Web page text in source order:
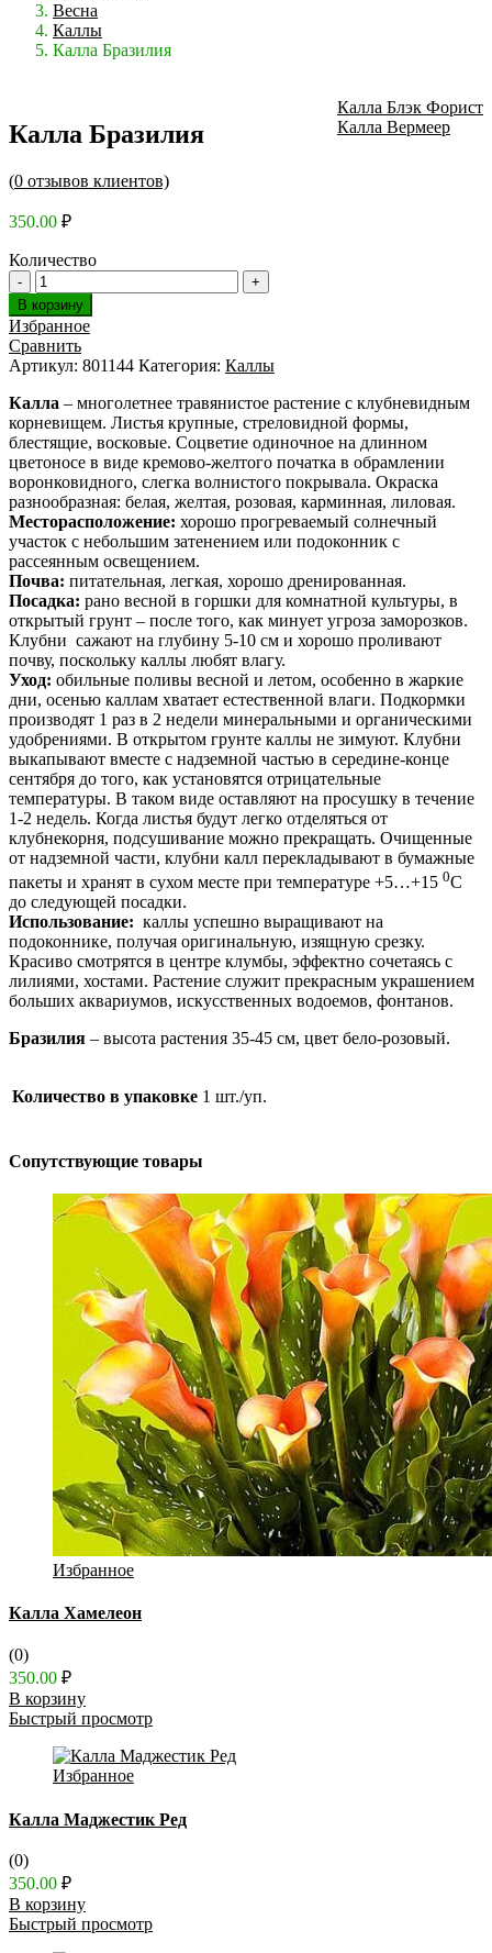
Весна
Каллы
Калла Бразилия
Калла Блэк Форист
Калла Вермеер
Калла Бразилия
(0 отзывов клиентов)
350.00 ₽
Количество
В корзину
Избранное
Сравнить
Артикул: 801144 Категория: Каллы
Калла – многолетнее травянистое растение с клубневидным
корневищем. Листья крупные, стреловидной формы,
блестящие, восковые. Соцветие одиночное на длинном
цветоносе в виде кремово-желтого початка в обрамлении
воронковидного, слегка волнистого покрывала. Окраска
разнообразная: белая, желтая, розовая, карминная, лиловая.
Месторасположение: хорошо прогреваемый солнечный
участок с небольшим затенением или подоконник с
рассеянным освещением.
Почва: питательная, легкая, хорошо дренированная.
Посадка: рано весной в горшки для комнатной культуры, в
открытый грунт – после того, как минует угроза заморозков.
Клубни сажают на глубину 5-10 см и хорошо проливают
почву, поскольку каллы любят влагу.
Уход: обильные поливы весной и летом, особенно в жаркие
дни, осенью каллам хватает естественной влаги. Подкормки
производят 1 раз в 2 недели минеральными и органическими
удобрениями. В открытом грунте каллы не зимуют. Клубни
выкапывают вместе с надземной частью в середине-конце
сентября до того, как установятся отрицательные
температуры. В таком виде оставляют на просушку в течение
1-2 недель. Когда листья будут легко отделяться от
клубнекорня, подсушивание можно прекращать. Очищенные
от надземной части, клубни калл перекладывают в бумажные
пакеты и хранят в сухом месте при температуре +5…+15 0С
до следующей посадки.
Использование: каллы успешно выращивают на
подоконнике, получая оригинальную, изящную срезку.
Красиво смотрятся в центре клумбы, эффектно сочетаясь с
лилиями, хостами. Растение служит прекрасным украшением
больших аквариумов, искусственных водоемов, фонтанов.
Бразилия – высота растения 35-45 см, цвет бело-розовый.
Количество в упаковке 1 шт./уп.
Сопутствующие товары
Избранное
Калла Хамелеон
(0)
350.00 ₽
В корзину
Быстрый просмотр
Избранное
Калла Маджестик Ред
(0)
350.00 ₽
В корзину
Быстрый просмотр